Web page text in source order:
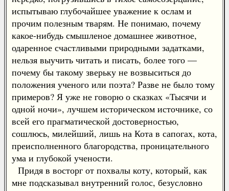
испытываю глубочайшее уважение к ослам и
прочим полезным тварям. Не понимаю, почему
какое-нибудь смышленое домашнее животное,
одаренное счастливыми природными задатками,
нельзя выучить читать и писать, более того —
почему бы такому зверьку не возвыситься до
положения ученого или поэта? Разве не было тому
примеров? Я уже не говорю о сказках «Тысячи и
одной ночи», лучшем историческом источнике, со
всей его прагматической достоверностью,
сошлюсь, милейший, лишь на Кота в сапогах, кота,
преисполненного благородства, проницательного
ума и глубокой учености.
Придя в восторг от похвалы коту, который, как
мне подсказывал внутренний голос, безусловно